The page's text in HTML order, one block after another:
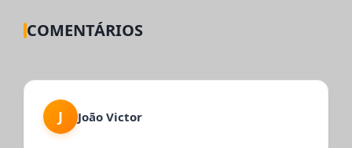
COMENTÁRIOS
J João Victor